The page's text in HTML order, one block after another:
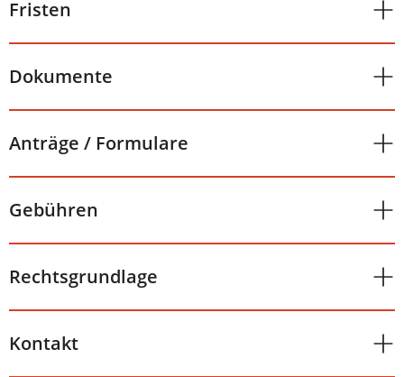
Fristen
Dokumente
Anträge / Formulare
Gebühren
Rechtsgrundlage
Kontakt